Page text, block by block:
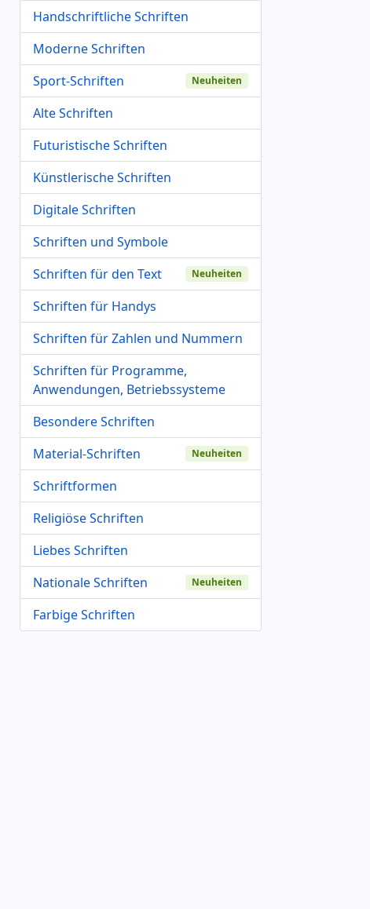
Handschriftliche Schriften
Moderne Schriften
Sport-Schriften
Neuheiten
Alte Schriften
Futuristische Schriften
Künstlerische Schriften
Digitale Schriften
Schriften und Symbole
Schriften für den Text
Neuheiten
Schriften für Handys
Schriften für Zahlen und Nummern
Schriften für Programme,
Anwendungen, Betriebssysteme
Besondere Schriften
Material-Schriften
Neuheiten
Schriftformen
Religiöse Schriften
Liebes Schriften
Nationale Schriften
Neuheiten
Farbige Schriften